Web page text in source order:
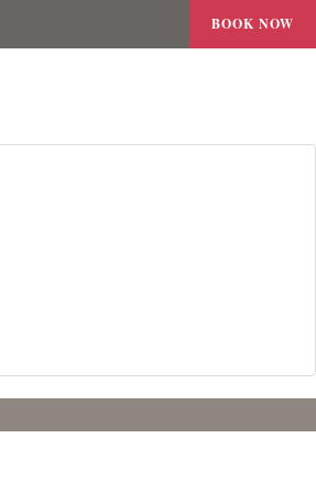
BOOK NOW